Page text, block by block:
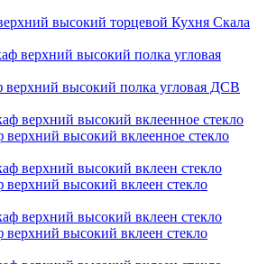
высокий торцевой Кухня Скала
высокий полка угловая ДСВ
высокий вклеенное стекло
высокий вклеен стекло
высокий вклеен стекло